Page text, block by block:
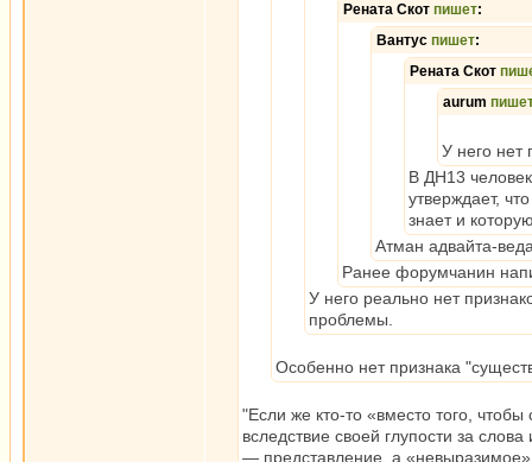
Рената Скот пишет:
Вантус пишет:
Рената Скот
aurum
У него нет
В ДН13
утверждает,
знает и
Атман адвайта-
Ранее форумчанин
У него реально нет
проблемы.
Особенно нет признака
"Если же кто-то «вместо того,
вследствие своей глупости за
— представление, а